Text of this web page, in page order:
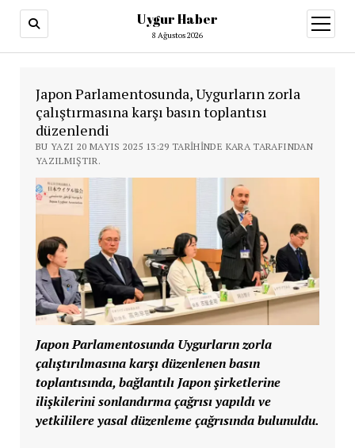
Uygur Haber
8 Ağustos 2026
aç
Japon Parlamentosunda, Uygurların zorla
çalıştırmasına karşı basın toplantısı
düzenlendi
BU YAZI 20 MAYIS 2025 13:29 TARIHINDE KARA TARAFINDAN
YAZILMIŞTIR.
Japon Parlamentosunda Uygurların zorla
çalıştırılmasına karşı düzenlenen basın
toplantısında, bağlantılı Japon şirketlerine
ilişkilerini sonlandırma çağrısı yapıldı ve
yetkililere yasal düzenleme çağrısında bulunuldu.